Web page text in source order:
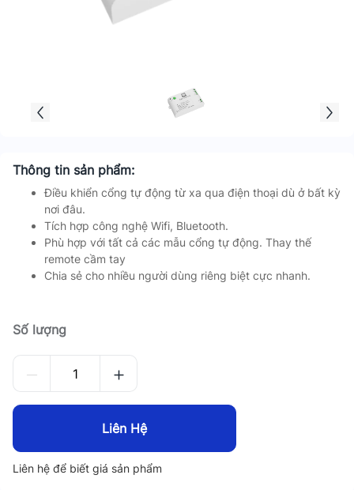
Thông tin sản phẩm:
Điều khiển cổng tự động từ xa qua điện thoại dù ở bất kỳ
nơi đâu.
Tích hợp công nghệ Wifi, Bluetooth.
Phù hợp với tất cả các mẫu cổng tự động. Thay thế
remote cầm tay
Chia sẻ cho nhiều người dùng riêng biệt cực nhanh.
Số lượng
Liên Hệ
Liên hệ để biết giá sản phẩm